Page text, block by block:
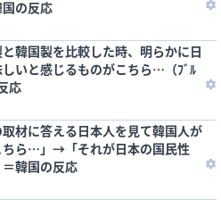
国の反応
韓国製を比較した時、明らかに日
いと感じるものがこちら…（ﾌﾞﾙ
応
材に答える日本人を見て韓国人が
ちら…」→「それが日本の国民性
韓国の反応